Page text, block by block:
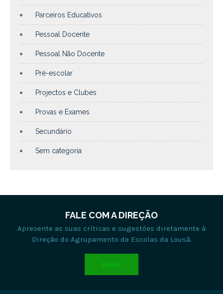
Parceiros Educativos
Pessoal Docente
Pessoal Não Docente
Pré-escolar
Projectos e Clubes
Provas e Exames
Secundário
Sem categoria
FALE COM A DIREÇÃO
Apresente as suas críticas e sugestões diretamente à
Direção do Agrupamento de Escolas da Lousã.
EMAIL